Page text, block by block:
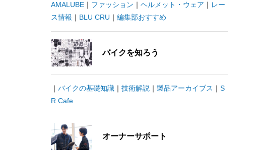
AMALUBE｜ ファッション ｜ ヘルメット・ウェア ｜ レー
ス情報 ｜ BLU CRU ｜ 編集部おすすめ
バイクを知ろう
｜ バイクの基礎知識｜ 技術解説 ｜ 製品アーカイブス ｜ S
R Cafe
オーナーサポート